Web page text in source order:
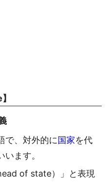
】
で、対外的に国家を代
います。
of state）」と表現